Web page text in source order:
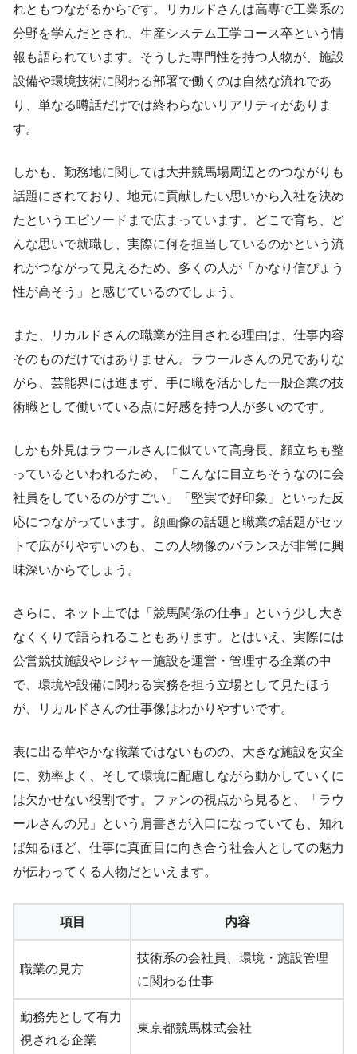
れともつながるからです。リカルドさんは高専で工業系の
分野を学んだとされ、生産システム工学コース卒という情
報も語られています。そうした専門性を持つ人物が、施設
設備や環境技術に関わる部署で働くのは自然な流れであ
り、単なる噂話だけでは終わらないリアリティがありま
す。
しかも、勤務地に関しては大井競馬場周辺とのつながりも
話題にされており、地元に貢献したい思いから入社を決め
たというエピソードまで広まっています。どこで育ち、ど
んな思いで就職し、実際に何を担当しているのかという流
れがつながって見えるため、多くの人が「かなり信ぴょう
性が高そう」と感じているのでしょう。
また、リカルドさんの職業が注目される理由は、仕事内容
そのものだけではありません。ラウールさんの兄でありな
がら、芸能界には進まず、手に職を活かした一般企業の技
術職として働いている点に好感を持つ人が多いのです。
しかも外見はラウールさんに似ていて高身長、顔立ちも整
っているといわれるため、「こんなに目立ちそうなのに会
社員をしているのがすごい」「堅実で好印象」といった反
応につながっています。顔画像の話題と職業の話題がセッ
トで広がりやすいのも、この人物像のバランスが非常に興
味深いからでしょう。
さらに、ネット上では「競馬関係の仕事」という少し大き
なくくりで語られることもあります。とはいえ、実際には
公営競技施設やレジャー施設を運営・管理する企業の中
で、環境や設備に関わる実務を担う立場として見たほう
が、リカルドさんの仕事像はわかりやすいです。
表に出る華やかな職業ではないものの、大きな施設を安全
に、効率よく、そして環境に配慮しながら動かしていくに
は欠かせない役割です。ファンの視点から見ると、「ラウ
ールさんの兄」という肩書きが入口になっていても、知れ
ば知るほど、仕事に真面目に向き合う社会人としての魅力
が伝わってくる人物だといえます。
項目 内容
職業の見方
技術系の会社員、環境・施設管理
に関わる仕事
勤務先として有力
視される企業
東京都競馬株式会社